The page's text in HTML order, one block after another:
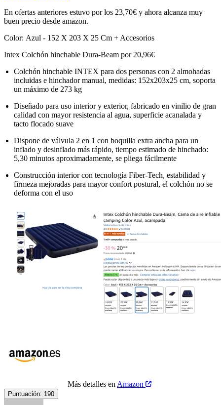
En ofertas anteriores estuvo por los 23,70€ y ahora alcanza muy
buen precio desde amazon.
Color: Azul - 152 X 203 X 25 Cm + Accesorios
Intex Colchón hinchable Dura-Beam por 20,96€
Colchón hinchable INTEX para dos personas con 2 almohadas
incluidas e hinchador manual, medidas: 152x203x25 cm, soporta
un máximo de 273 kg
Diseñado para uso interior y exterior, fabricado en vinilio de gran
calidad con mayor resistencia al agua, superficie acanalada y
tacto flocado suave
Dispone de válvula 2 en 1 con boquilla extra ancha para un
inflado y desinflado más rápido, tiempo estimado de hinchado:
5,30 minutos aproximadamente, se pliega fácilmente
Construcción interior con tecnología Fiber-Tech, estabilidad y
firmeza mejoradas para mayor confort postural, el colchón no se
deforma con el uso
Más detalles en Amazon
Puntuación: 190